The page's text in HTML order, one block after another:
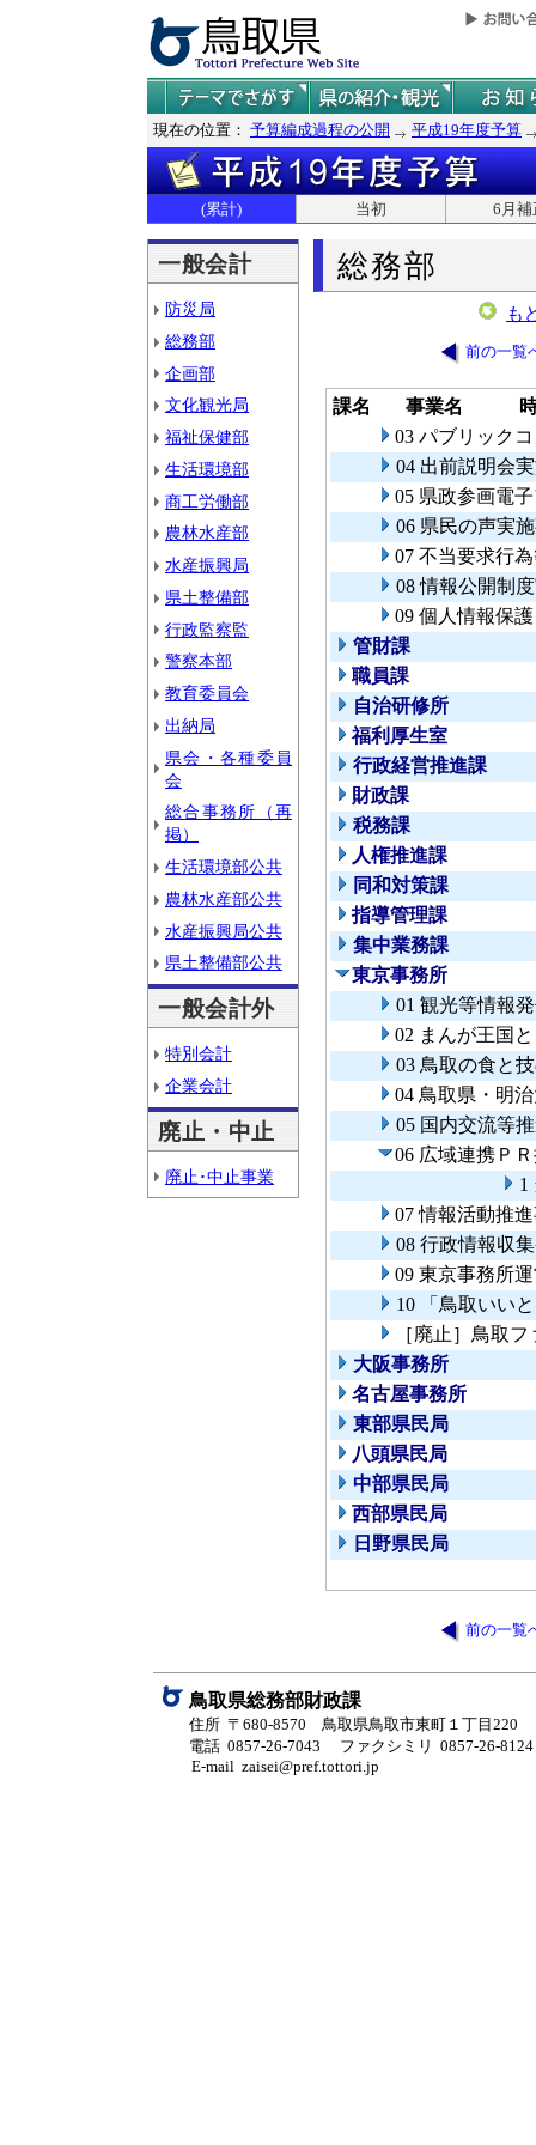
現在の位置： 予算編成過程の公開 平成19年度予算
(累計) 当初 6月補
一般会計
防災局
総務部
企画部
文化観光局
福祉保健部
生活環境部
商工労働部
農林水産部
水産振興局
県土整備部
行政監察監
警察本部
教育委員会
出納局
県会・各種委員
会
総合事務所（再
掲）
生活環境部公共
農林水産部公共
水産振興局公共
県土整備部公共
一般会計外
特別会計
企業会計
廃止・中止
廃止･中止事業
総務部
も
前の一覧
課名 事業名
03 パブリック
04 出前説明会
05 県政参画電
06 県民の声実
07 不当要求行
08 情報公開制
09 個人情報保
管財課
職員課
自治研修所
福利厚生室
行政経営推進課
財政課
税務課
人権推進課
同和対策課
指導管理課
集中業務課
東京事務所
01 観光等情報
02 まんが王国
03 鳥取の食と
04 鳥取県・明
05 国内交流等
06 広域連携Ｐ
1
07 情報活動推
08 行政情報収
09 東京事務所
10 「鳥取いい
［廃止］鳥取
大阪事務所
名古屋事務所
東部県民局
八頭県民局
中部県民局
西部県民局
日野県民局
前の一覧
鳥取県総務部財政課
住所 〒680-8570 鳥取県鳥取市東町１丁目220
電話 0857-26-7043
ファクシミリ 0857-26-8124
E-mail zaisei@pref.tottori.jp